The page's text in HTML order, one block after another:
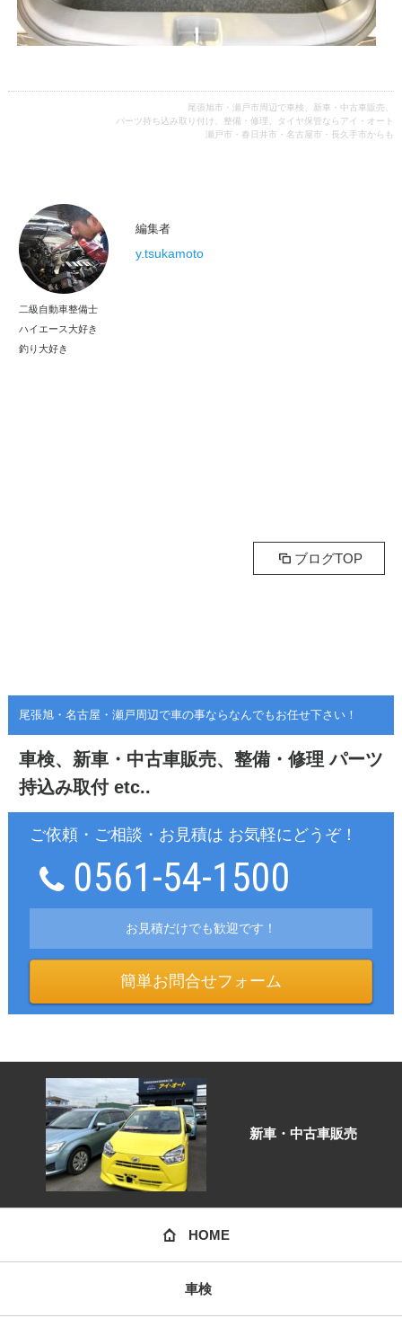
尾張旭市・瀬戸市周辺で車検、新車・中古車販売、
パーツ持ち込み取り付け、整備・修理、タイヤ保管ならアイ・オート
瀬戸市・春日井市・名古屋市・長久手市からも
編集者
y.tsukamoto
二級自動車整備士
ハイエース大好き
釣り大好き
ブログTOP
尾張旭・名古屋・瀬戸周辺で車の事ならなんでもお任せ下さい！
車検、新車・中古車販売、整備・修理 パーツ
持込み取付 etc..
ご依頼・ご相談・お見積は お気軽にどうぞ！
0561-54-1500
お見積だけでも歓迎です！
簡単お問合せフォーム
新車・中古車販売
HOME
車検